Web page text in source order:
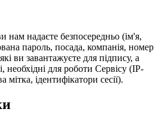
нам надаєте безпосередньо (ім'я,
пароль, посада, компанія, номер
ви завантажуєте для підпису, а
необхідні для роботи Сервісу (IP-
мітка, ідентифікатори сесії).